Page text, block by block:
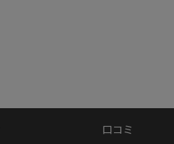
口コミ